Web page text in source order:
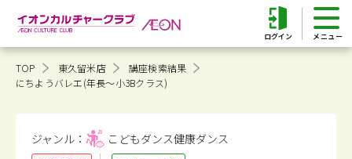
ログイン
TOP 東久留米店
講座検索結果
にちようバレエ(年長～小3Bクラス)
ジャンル： こどもダンス健康ダンス